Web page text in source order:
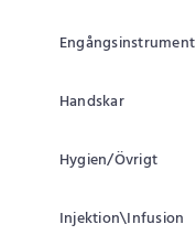
Engångsinstrument
Handskar
Hygien/Övrigt
Injektion\Infusion